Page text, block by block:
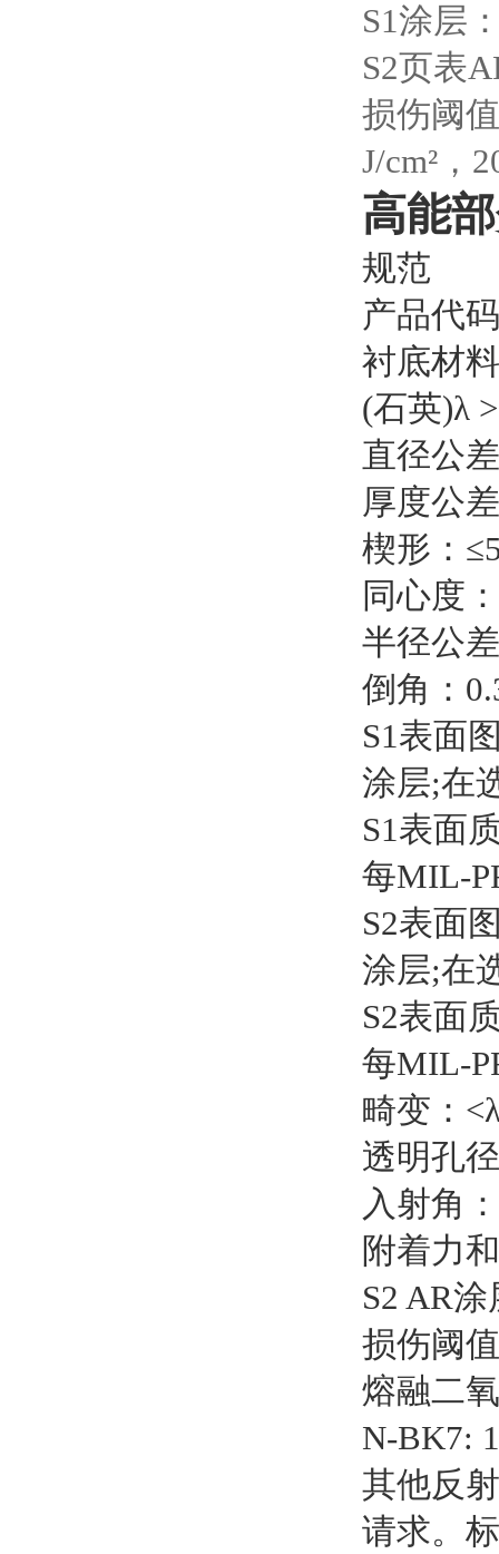
S1涂层
S2页表
损伤阈
J/cm²，
高能
规范
产品代
衬底材
(石英)λ
直径公
厚度公
楔形：
同心度
半径公
倒角：
S1表面
涂层;在
S1表面
每MIL-
S2表面
涂层;在
S2表面
每MIL-
畸变：
透明孔
入射角
附着力
S2 AR
损伤阈
熔融二
N-BK7:
其他反
请求。